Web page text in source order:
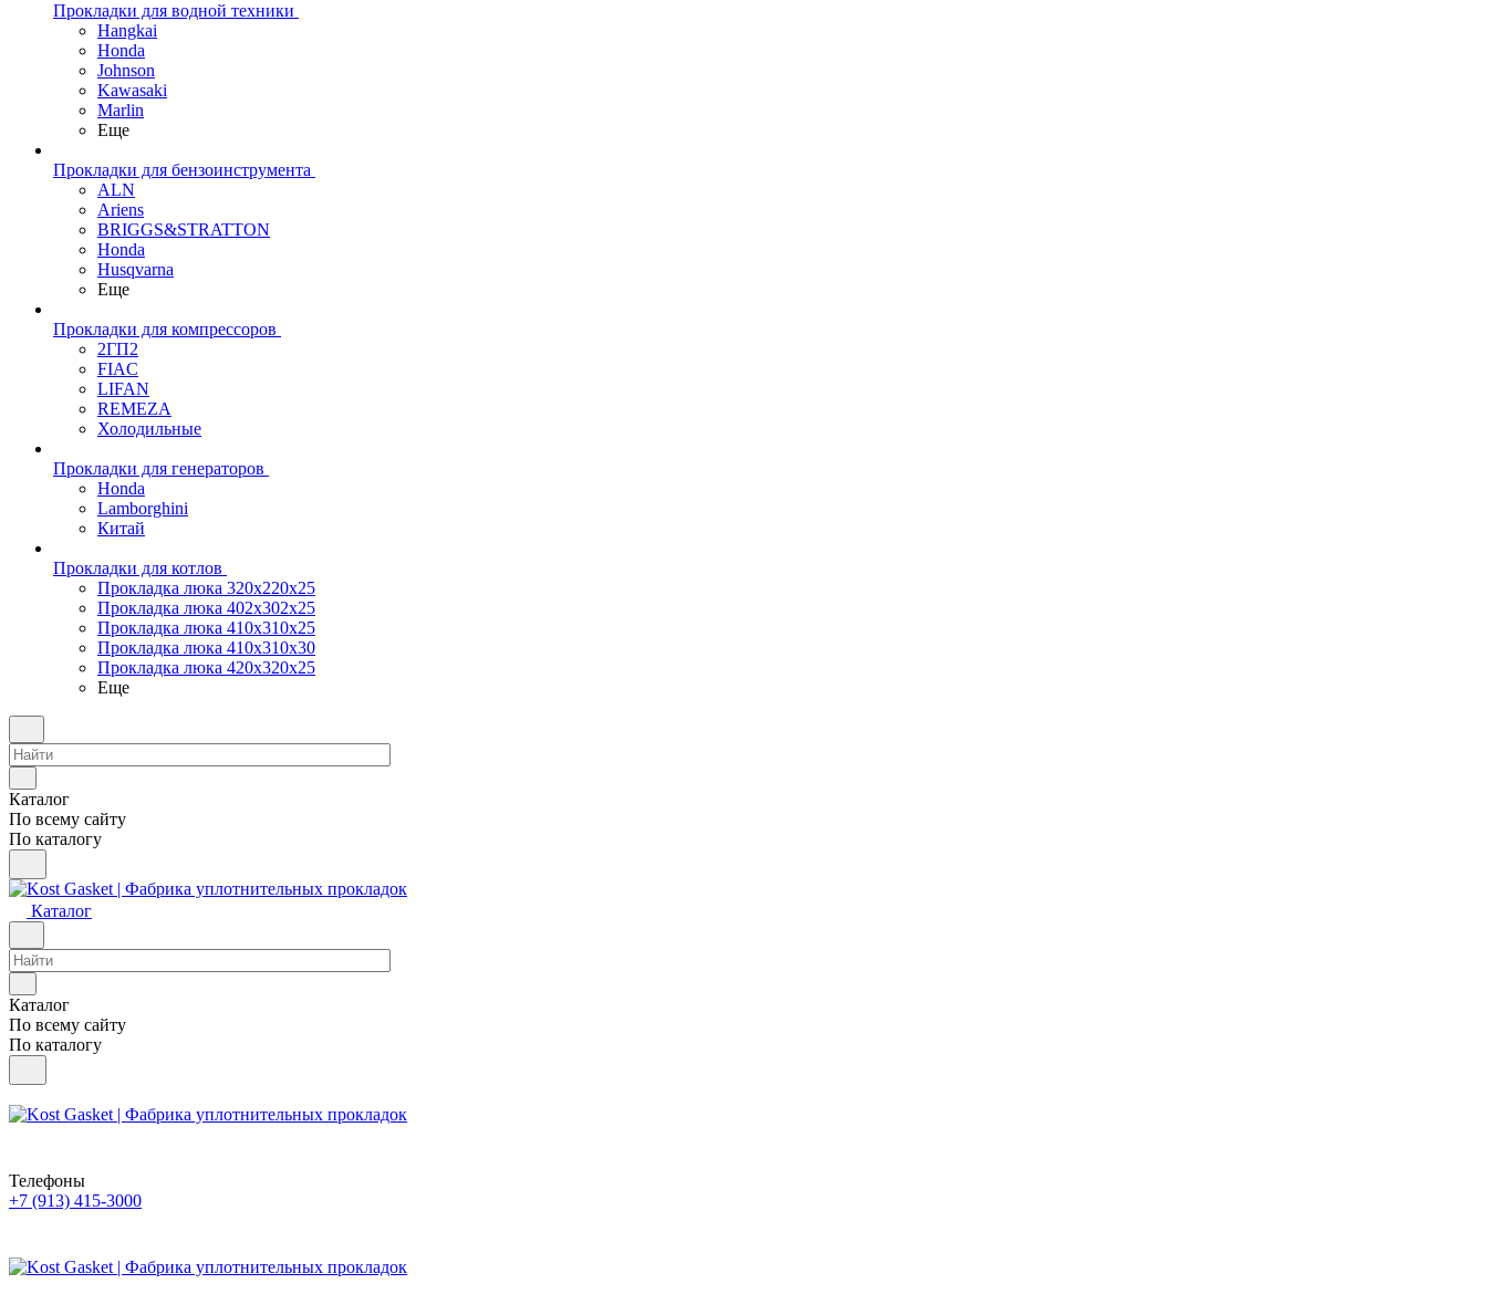
Прокладки для водной техники
Hangkai
Honda
Johnson
Kawasaki
Marlin
Еще
Прокладки для бензоинструмента
ALN
Ariens
BRIGGS&STRATTON
Honda
Husqvarna
Еще
Прокладки для компрессоров
2ГП2
FIAC
LIFAN
REMEZA
Холодильные
Прокладки для генераторов
Honda
Lamborghini
Китай
Прокладки для котлов
Прокладка люка 320x220x25
Прокладка люка 402x302x25
Прокладка люка 410x310x25
Прокладка люка 410х310х30
Прокладка люка 420x320x25
Еще
Каталог
По всему сайту
По каталогу
Каталог
Каталог
По всему сайту
По каталогу
Телефоны
+7 (913) 415-3000